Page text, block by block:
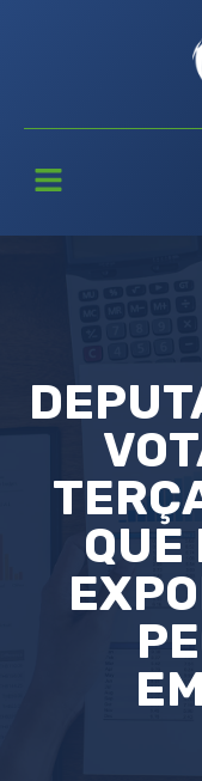
QUE